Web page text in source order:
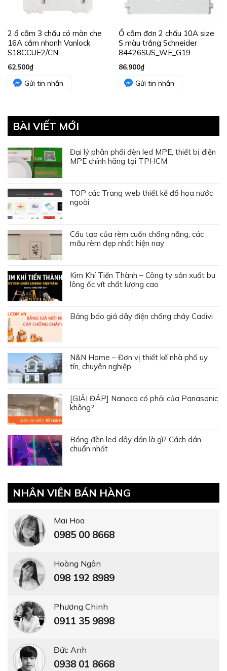
2 ổ cắm 3 chấu có màn che
16A cắm nhanh Vanlock
S18CCUE2/CN
62.500₫
Gửi tin nhắn
Ổ cắm đơn 2 chấu 10A size
S màu trắng Schneider
84426SUS_WE_G19
86.900₫
Gửi tin nhắn
BÀI VIẾT MỚI
Đại lý phân phối đèn led MPE, thiết bị điện
MPE chính hãng tại TPHCM
TOP các Trang web thiết kế đồ họa nước
ngoài
Cấu tạo của rèm cuốn chống nắng, các
mẫu rèm đẹp nhất hiện nay
Kim Khí Tiến Thành – Công ty sản xuất bu
lông ốc vít chất lượng cao
Bảng báo giá dây điện chống cháy Cadivi
N&N Home – Đơn vị thiết kế nhà phố uy
tín, chuyên nghiệp
[GIẢI ĐÁP] Nanoco có phải của Panasonic
không?
Bóng đèn led dây dán là gì? Cách dán
chuẩn nhất
NHÂN VIÊN BÁN HÀNG
Mai Hoa
0985 00 8668
Hoàng Ngân
098 192 8989
Phương Chinh
0911 35 9898
Đức Anh
0938 01 8668